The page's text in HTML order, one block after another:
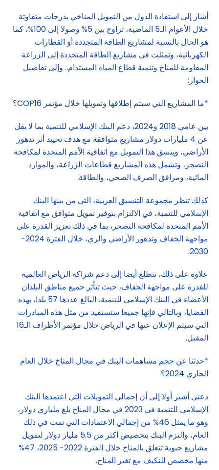
أشار إلى استفادة الدول من التمويل المناخي بدرجات متفاوتة
خلال الأعوام الـ5 الماضية، تراوح بين 5% وصولا إلى 100%، كما
هو الحال بالنسبة لمشاريع الطاقة المتجددة أو القطارات
الكهربائية، وتمثلت في مشاريع الطاقة المتجددة إلى الزراعة
المقاومة للمناخ وتنمية قطاع المياه المستدام.. وإلى تفاصيل
الحوار:
*ما المشاريع التي سيتم إطلاقها وتمويلها خلال مؤتمر COP16؟
بين عامي 2018 و2024، دعم البنك الإسلامي للتنمية بما لا يقل
عن 4 مليارات دولار مشاريع متوافقة مع هدف تحييد أثر تدهور
الأراضي، ويتسق هذا التمويل مع اتفاقية الأمم المتحدة لمكافحة
التصحر، وتشمل هذه المشاريع قطاعات الزراعة، والموارد
المائية، ومرافق الصرف الصحي، والطاقة.
كذلك تنظر مجموعة التنسيق العربية، التي من بينها البنك
الإسلامي للتنمية، في الالتزام بتوفير تمويل متوافق مع اتفاقية
الأمم المتحدة لمكافحة التصحر، بما في ذلك تعزيز القدرة على
مواجهة الجفاف وتدهور الأراضي والري، خلال الفترة 2024-
2030.
علاوة على ذلك، نتطلع أيضا إلى دعم شراكة الرياض العالمية
للقدرة على مواجهة الجفاف، حيث تتأثر جميع مناطق البلدان
الأعضاء في البنك الإسلامي للتنمية، البالغ عددها 57 بلدا، بهذه
القضايا، وبالتالي فإنها جميعا ستستفيد من مثل هذه المبادرات
التي سيتم الإعلان عنها في الرياض خلال مؤتمر الأطراف الـ16
المقبل.
*حدثنا عن حجم مساهمات البنك في مجال المناخ خلال العام
الجاري 2024؟
دعني أشير أولا إلى أن إجمالي التمويلات التي اعتمدها البنك
الإسلامي للتنمية في 2023 في مجال المناخ بلغ ملياري دولار،
وهو ما يمثل 46% من إجمالي الاعتمادات التي تمت في ذلك
العام، والتزم البنك بتخصيص أكثر من 5.5 مليار دولار لتمويل
مشاريع حيوية تتعلق بالمناخ خلال الفترة 2022- 2025، 47%
منها مخصص للتكيف مع تغير المناخ.